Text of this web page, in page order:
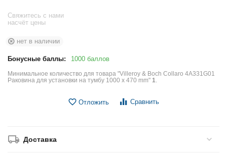
Свяжитесь с нами
насчёт цены
нет в наличии
Бонусные баллы: 1000 баллов
Минимальное количество для товара "Villeroy & Boch Collaro 4A331G01
Pаковина для установки на тумбу 1000 x 470 mm"1.
Отложить Сравнить
Доставка